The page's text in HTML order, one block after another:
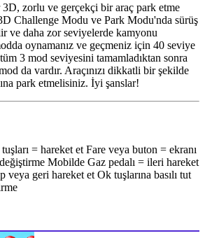
zorlu ve gerçekçi bir araç park etme
Challenge Modu ve Park Modu'nda sürüş
ve daha zor seviyelerde kamyonu
oynamanız ve geçmeniz için 40 seviye
3 mod seviyesini tamamladıktan sonra
da vardır. Araçınızı dikkatli bir şekilde
park etmelisiniz. İyi şanslar!
= hareket et Fare veya buton = ekranı
Mobilde Gaz pedalı = ileri hareket
veya geri hareket et Ok tuşlarına basılı tut